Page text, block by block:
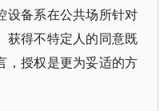
设备系在公共场所针对
获得不特定人的同意既
，授权是更为妥适的方